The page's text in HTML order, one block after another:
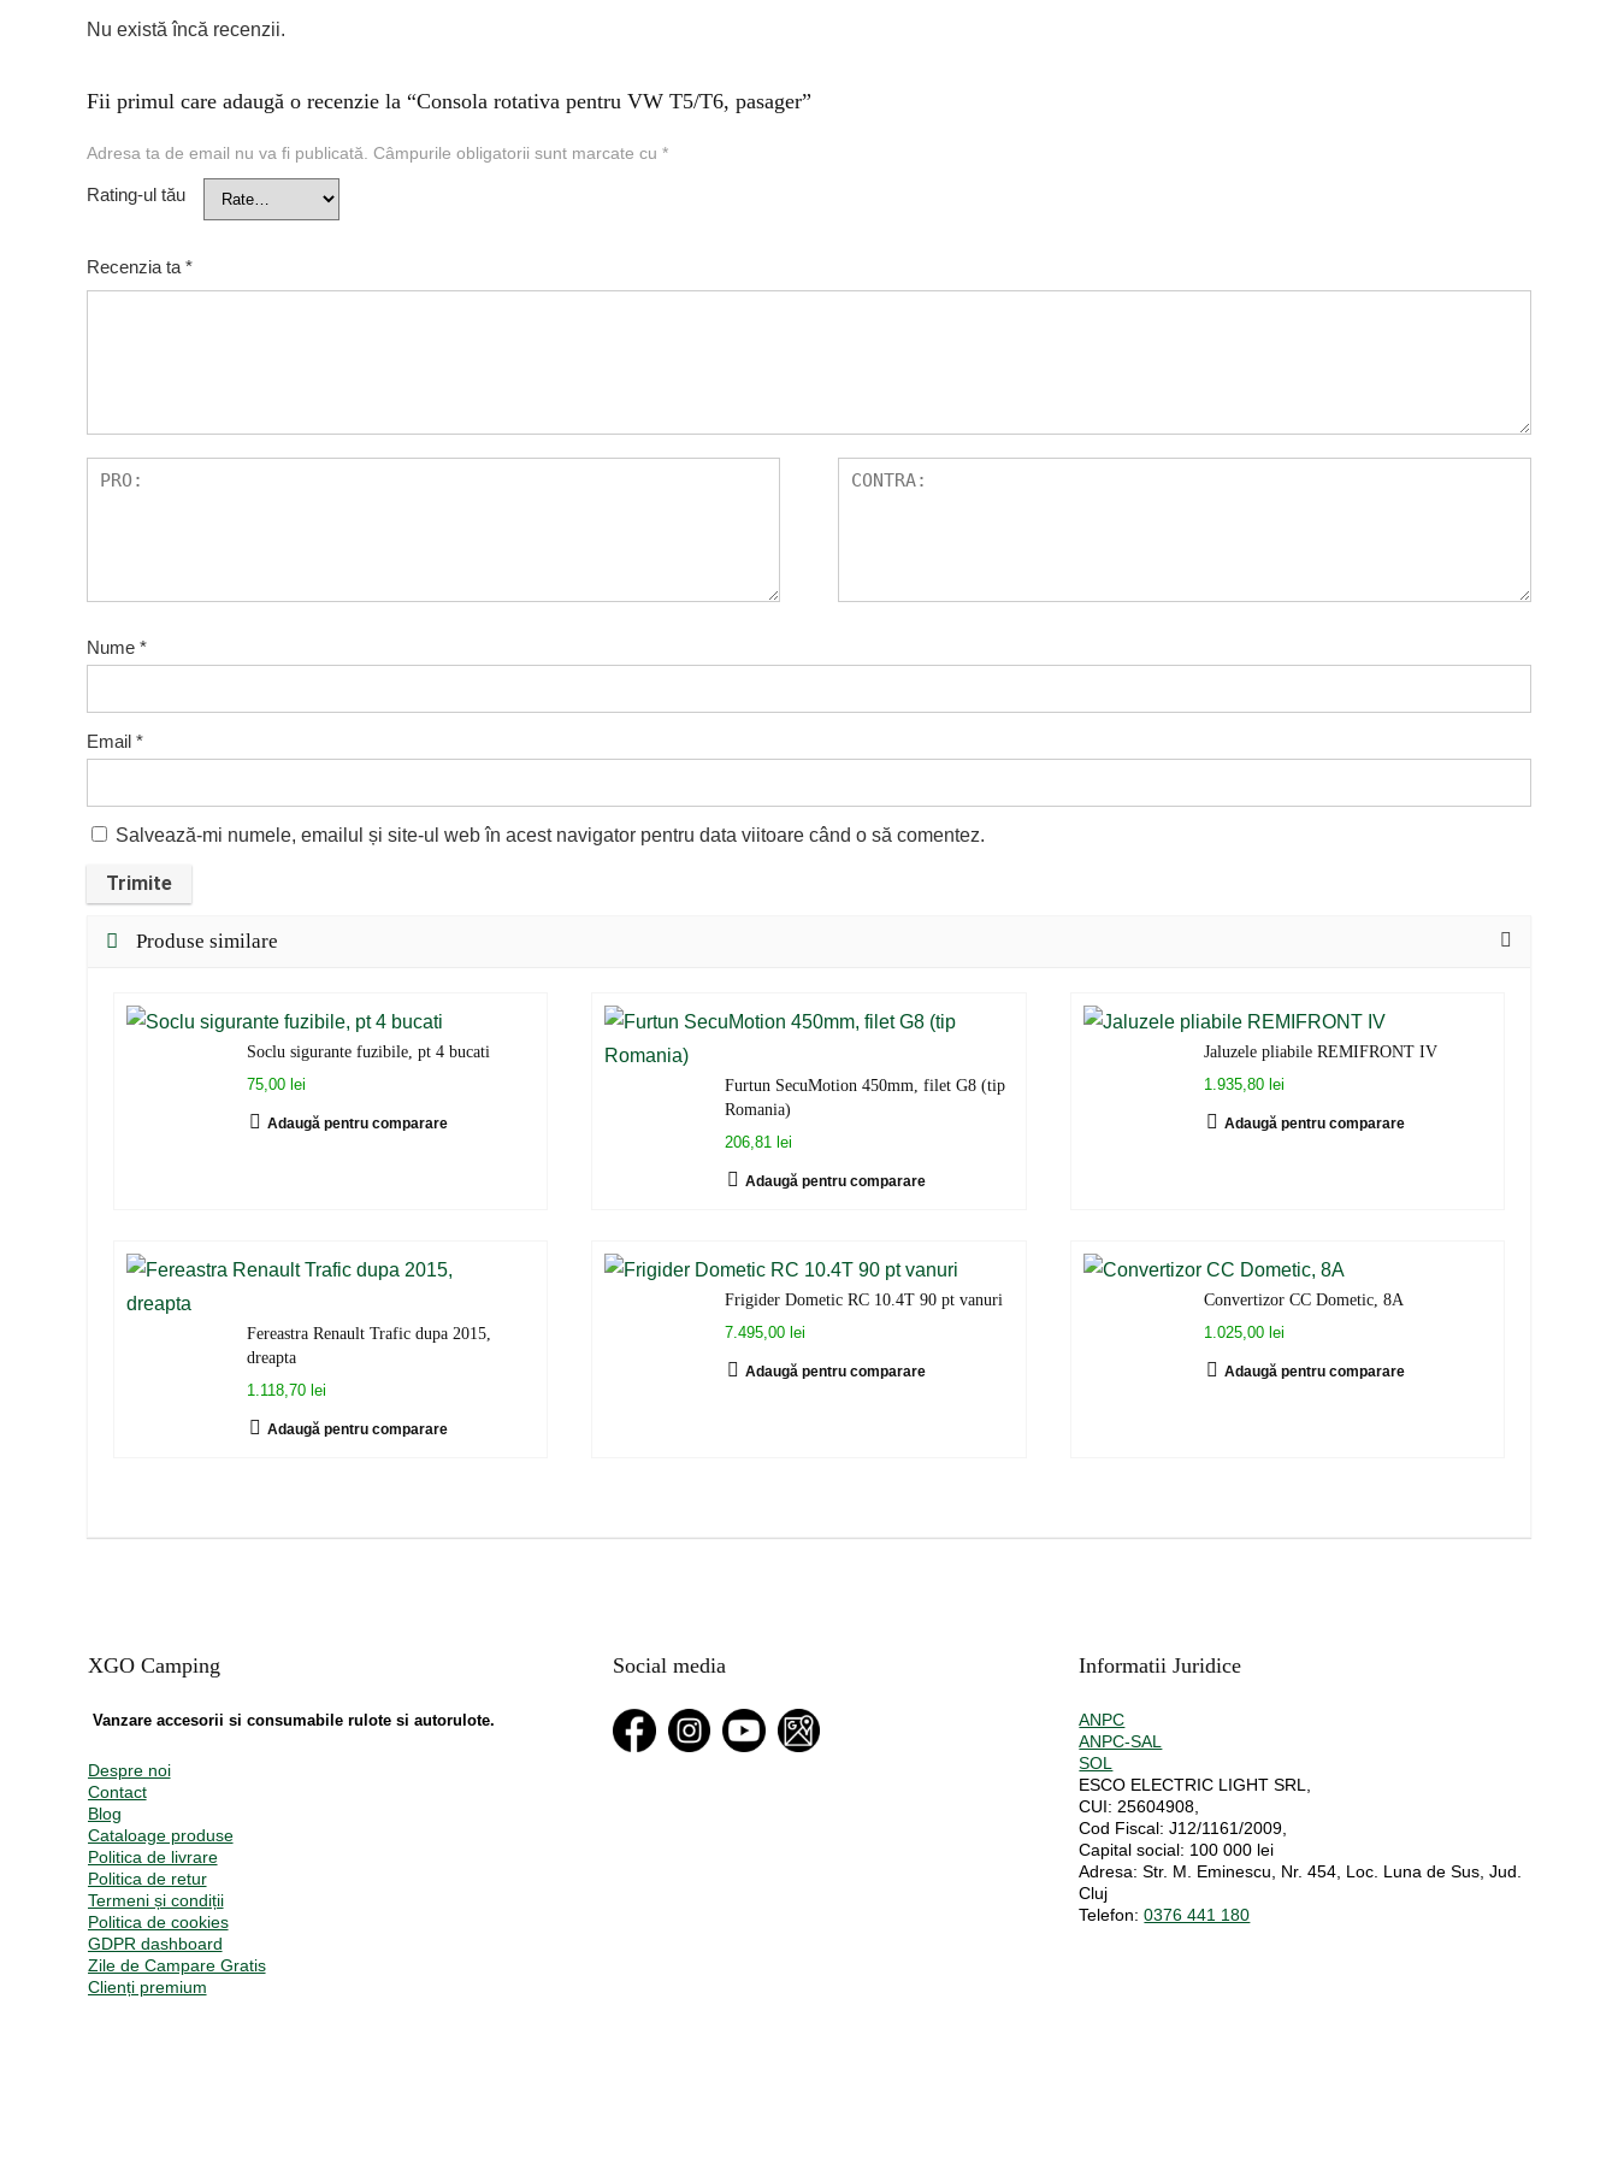
Nu există încă recenzii.
Fii primul care adaugă o recenzie la “Consola rotativa pentru VW T5/T6, pasager”
Adresa ta de email nu va fi publicată. Câmpurile obligatorii sunt marcate cu *
Rating-ul tău
Recenzia ta *
Nume *
Email *
Salvează-mi numele, emailul și site-ul web în acest navigator pentru data viitoare când o să comentez.
Produse similare
Soclu sigurante fuzibile, pt 4 bucati
75,00 lei
Adaugă pentru comparare
Furtun SecuMotion 450mm, filet G8 (tip
Romania)
206,81 lei
Adaugă pentru comparare
Jaluzele pliabile REMIFRONT IV
1.935,80 lei
Adaugă pentru comparare
Fereastra Renault Trafic dupa 2015,
dreapta
1.118,70 lei
Adaugă pentru comparare
Frigider Dometic RC 10.4T 90 pt vanuri
7.495,00 lei
Adaugă pentru comparare
Convertizor CC Dometic, 8A
1.025,00 lei
Adaugă pentru comparare
XGO Camping
Vanzare accesorii si consumabile rulote si autorulote.
Despre noi
Contact
Blog
Cataloage produse
Politica de livrare
Politica de retur
Termeni și condiții
Politica de cookies
GDPR dashboard
Zile de Campare Gratis
Clienți premium
Social media Informatii Juridice
ANPC
ANPC-SAL
SOL
ESCO ELECTRIC LIGHT SRL,
CUI: 25604908,
Cod Fiscal: J12/1161/2009,
Capital social: 100 000 lei
Adresa: Str. M. Eminescu, Nr. 454, Loc. Luna de Sus, Jud.
Cluj
Telefon: 0376 441 180